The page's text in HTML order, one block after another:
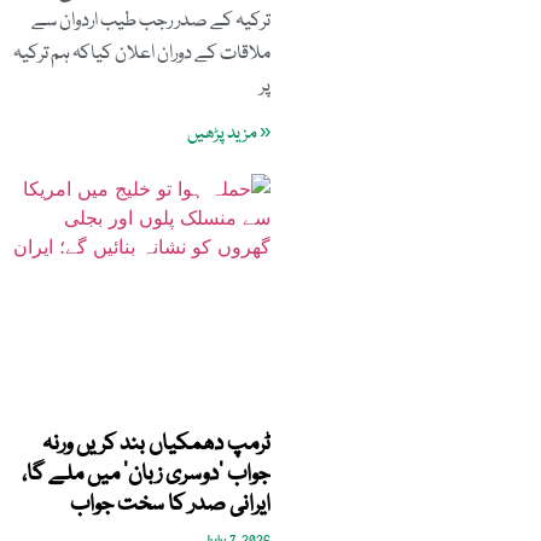
ترکیہ کے صدر رجب طیب اردوان سے
ملاقات کے دوران اعلان کیاکہ ہم ترکیہ
پر
« مزید پڑھیں
ٹرمپ دھمکیاں بند کریں ورنہ
جواب ’دوسری زبان‘ میں ملے گا،
ایرانی صدر کا سخت جواب